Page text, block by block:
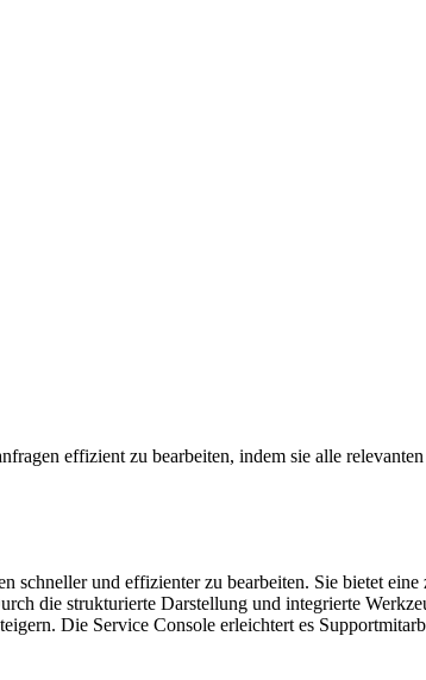
effizient zu bearbeiten, indem sie alle
und effizienter zu bearbeiten. Sie bietet
die strukturierte Darstellung und integrierte
Die Service Console erleichtert es